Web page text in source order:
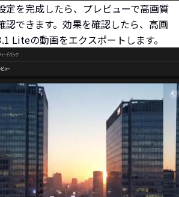
定を完成したら、プレビューで高画質
認できます。効果を確認したら、高画
Liteの動画をエクスポートします。